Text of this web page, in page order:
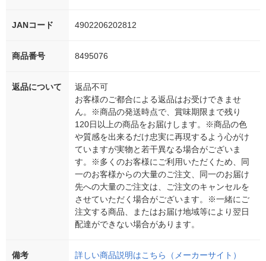
JANコード 4902206202812
商品番号 8495076
返品について
返品不可
お客様のご都合による返品はお受けできませ
ん。※商品の発送時点で、賞味期限まで残り
120日以上の商品をお届けします。※商品の色
や質感を出来るだけ忠実に再現するよう心がけ
ていますが実物と若干異なる場合がございま
す。※多くのお客様にご利用いただくため、同
一のお客様からの大量のご注文、同一のお届け
先への大量のご注文は、ご注文のキャンセルを
させていただく場合がございます。※一緒にご
注文する商品、またはお届け地域等により翌日
配達ができない場合があります。
備考 詳しい商品説明はこちら（メーカーサイト）